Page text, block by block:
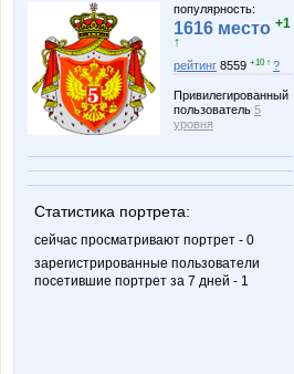
популярность:
1616 место +1
↑
рейтинг 8559 +10 ↑ ?
Привилегированный
пользователь 5
уровня
Статистика портрета:
сейчас просматривают портрет - 0
зарегистрированные пользователи
посетившие портрет за 7 дней - 1